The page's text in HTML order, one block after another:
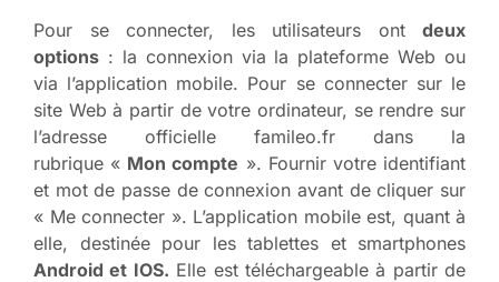
Pour se connecter, les utilisateurs ont deux
options : la connexion via la plateforme Web ou
via l’application mobile. Pour se connecter sur le
site Web à partir de votre ordinateur, se rendre sur
l’adresse officielle famileo.fr dans la
rubrique « Mon compte ». Fournir votre identifiant
et mot de passe de connexion avant de cliquer sur
« Me connecter ». L’application mobile est, quant à
elle, destinée pour les tablettes et smartphones
Android et IOS. Elle est téléchargeable à partir de